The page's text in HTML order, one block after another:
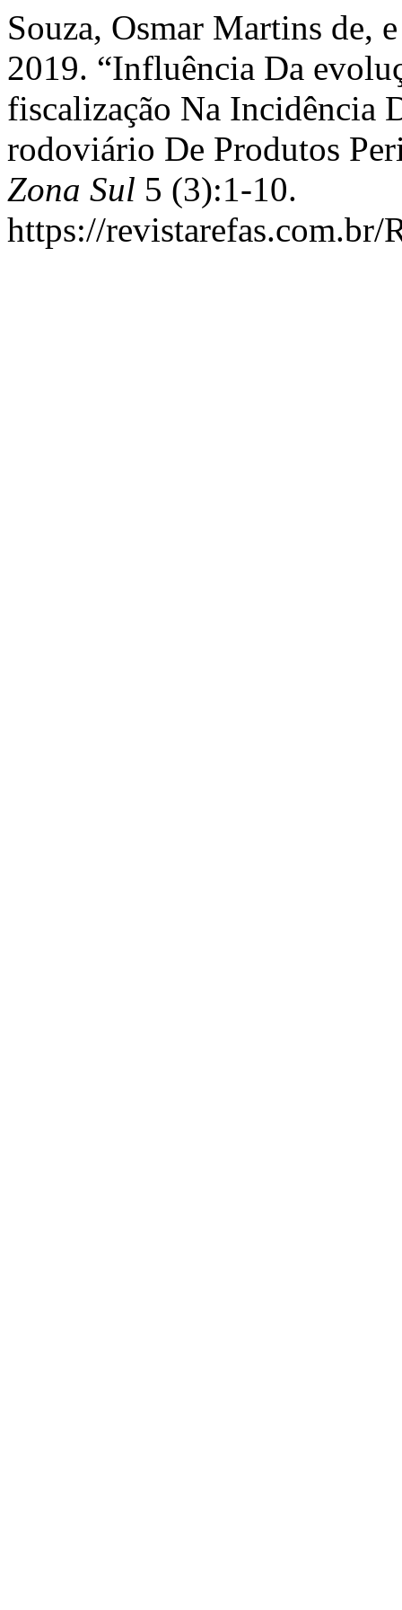
Souza, Osmar Martins de,
2019. “Influência Da
fiscalização Na Incidência
rodoviário De Produtos
Zona Sul 5 (3):1-10.
https://